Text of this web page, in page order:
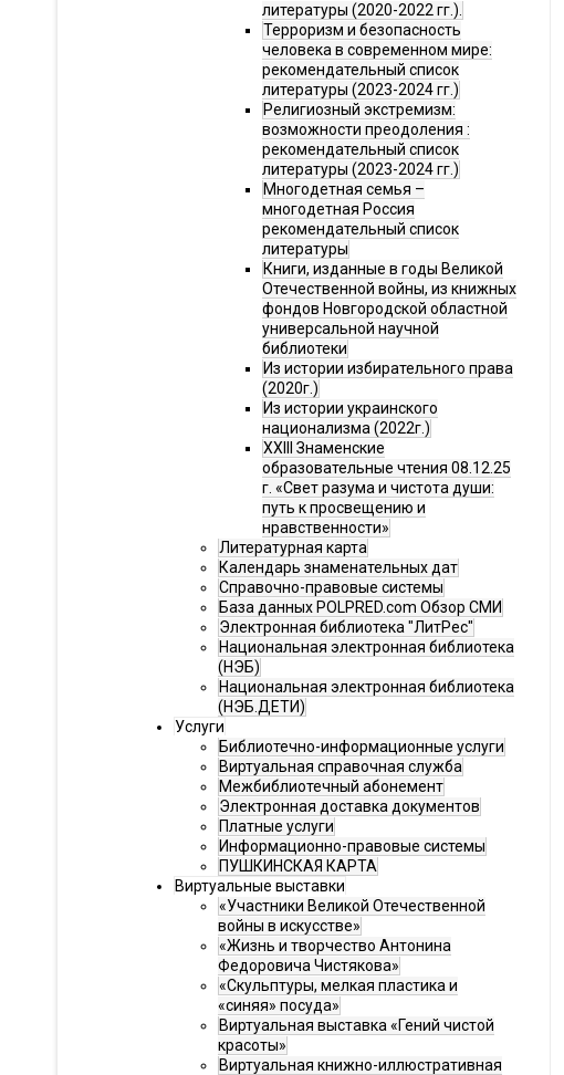
литературы (2020-2022 гг.).
Терроризм и безопасность
человека в современном мире:
рекомендательный список
литературы (2023-2024 гг.)
Религиозный экстремизм:
возможности преодоления :
рекомендательный список
литературы (2023-2024 гг.)
Многодетная семья –
многодетная Россия
рекомендательный список
литературы
Книги, изданные в годы Великой
Отечественной войны, из книжных
фондов Новгородской областной
универсальной научной
библиотеки
Из истории избирательного права
(2020г.)
Из истории украинского
национализма (2022г.)
XXIII Знаменские
образовательные чтения 08.12.25
г. «Свет разума и чистота души:
путь к просвещению и
нравственности»
Литературная карта
Календарь знаменательных дат
Справочно-правовые системы
База данных POLPRED.com Обзор СМИ
Электронная библиотека "ЛитРес"
Национальная электронная библиотека
(НЭБ)
Национальная электронная библиотека
(НЭБ.ДЕТИ)
Услуги
Библиотечно-информационные услуги
Виртуальная справочная служба
Межбиблиотечный абонемент
Электронная доставка документов
Платные услуги
Информационно-правовые системы
ПУШКИНСКАЯ КАРТА
Виртуальные выставки
«Участники Великой Отечественной
войны в искусстве»
«Жизнь и творчество Антонина
Федоровича Чистякова»
«Скульптуры, мелкая пластика и
«синяя» посуда»
Виртуальная выставка «Гений чистой
красоты»
Виртуальная книжно-иллюстративная